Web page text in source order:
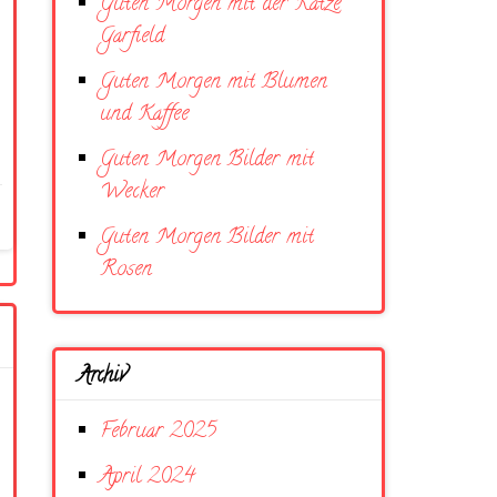
Garfield
Guten Morgen mit Blumen
und Kaffee
Guten Morgen Bilder mit
Wecker
Guten Morgen Bilder mit
Rosen
Archiv
Februar 2025
April 2024